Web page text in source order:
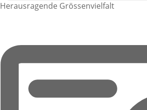
Herausragende Grössenvielfalt